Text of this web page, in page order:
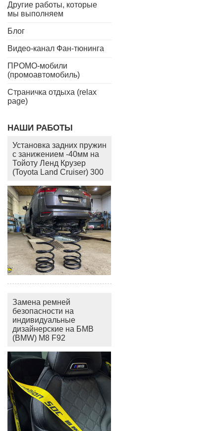
Другие работы, которые
мы выполняем
Блог
Видео-канал Фан-тюнинга
ПРОМО-мобили
(промоавтомобиль)
Страничка отдыха (relax
page)
НАШИ РАБОТЫ
Установка задних пружин
с занижением -40мм на
Тойоту Ленд Крузер
(Toyota Land Cruiser) 300
Замена ремней
безопасности на
индивидуальные
дизайнерские на БМВ
(BMW) M8 F92